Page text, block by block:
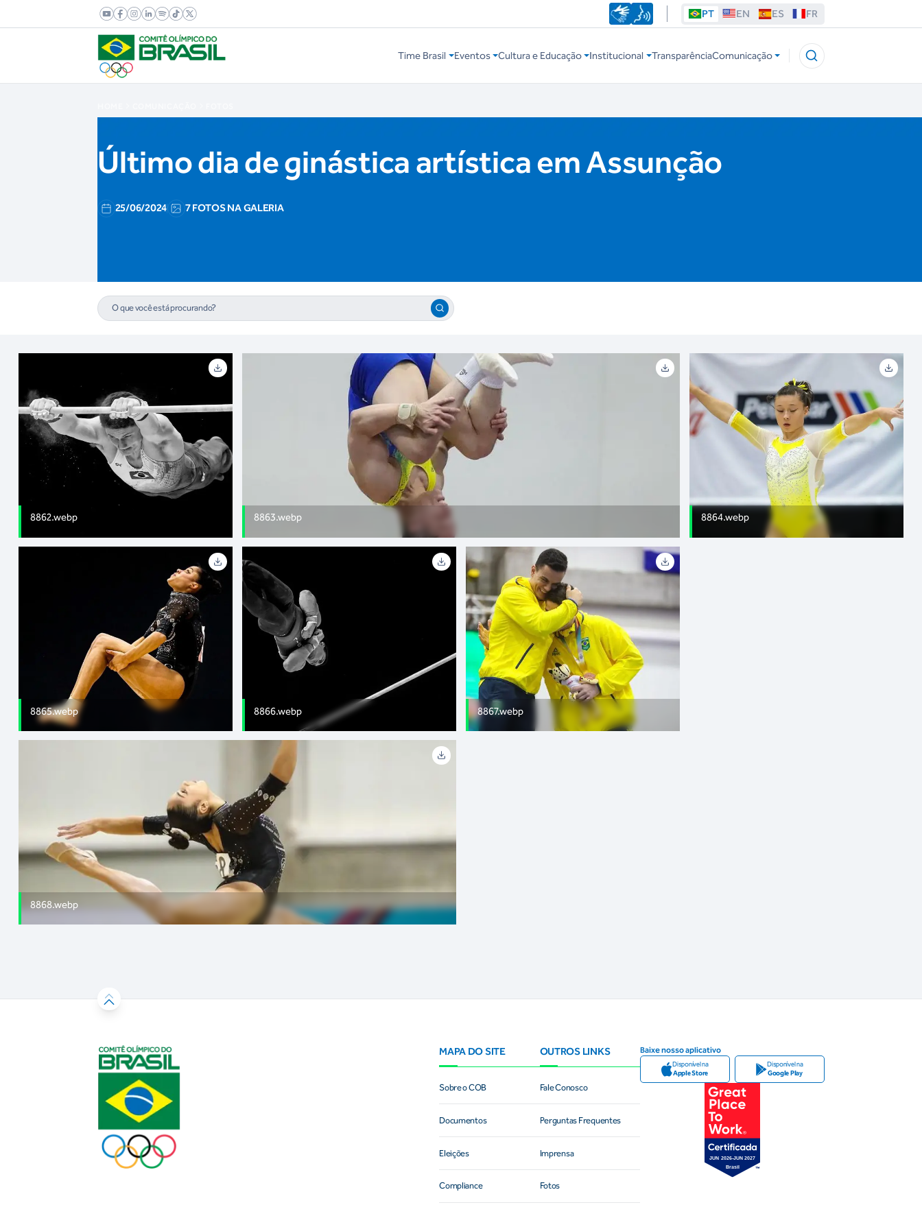
PT EN ES FR
Time Brasil Eventos Cultura e Educação Institucional TransparênciaComunicação
Último dia de ginástica artística em Assunção
25/06/2024 7 FOTOS NA GALERIA
8862.webp 8863.webp 8864.webp
8865.webp 8866.webp 8867.webp
8868.webp
MAPA DO SITE
Sobre o COB
Documentos
Eleições
Compliance
OUTROS LINKS
Fale Conosco
Perguntas Frequentes
Imprensa
Fotos
Baixe nosso aplicativo
Disponível na
Apple Store
Disponível na
Google Play